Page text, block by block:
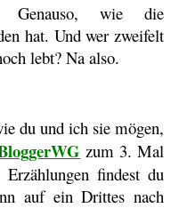
Genauso, wie die
hat. Und wer zweifelt
lebt? Na also.
du und ich sie mögen,
zum 3. Mal
findest du
auf ein Drittes nach